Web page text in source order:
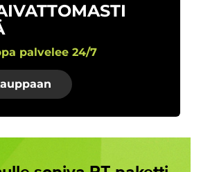
palvelee 24/7